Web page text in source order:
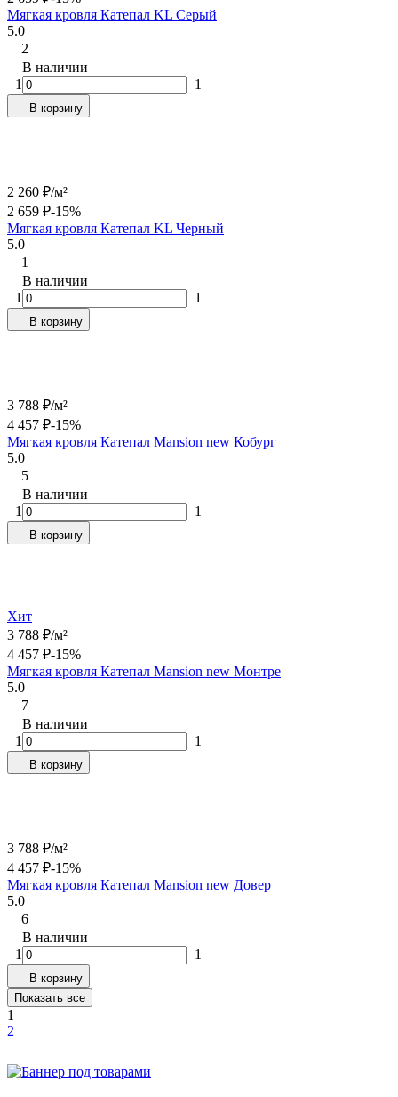
Мягкая кровля Катепал KL Серый
5.0
2
В наличии
1
1
В корзину
2 260 ₽/м²
2 659 ₽-15%
Мягкая кровля Катепал KL Черный
5.0
1
В наличии
1
1
В корзину
3 788 ₽/м²
4 457 ₽-15%
Мягкая кровля Катепал Mansion new Кобург
5.0
5
В наличии
1
1
В корзину
Хит
3 788 ₽/м²
4 457 ₽-15%
Мягкая кровля Катепал Mansion new Монтре
5.0
7
В наличии
1
1
В корзину
3 788 ₽/м²
4 457 ₽-15%
Мягкая кровля Катепал Mansion new Довер
5.0
6
В наличии
1
1
В корзину
Показать все
1
2